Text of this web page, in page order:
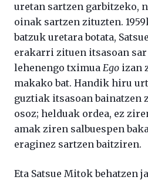
uretan sartzen garbitzeko,
oinak sartzen zituzten.
batzuk uretara botata,
erakarri zituen itsasoan
lehenengo tximua Ego izan
makako bat. Handik hiru
guztiak itsasoan bainatzen
osoz; helduak ordea, ez
amak ziren salbuespen
eraginez sartzen baitziren.
Eta Satsue Mitok behatzen